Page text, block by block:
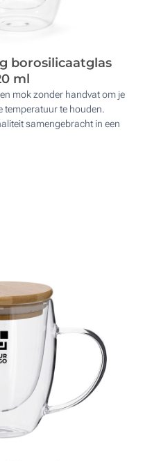
borosilicaatglas
ml
mok zonder handvat om je
temperatuur te houden.
samengebracht in een